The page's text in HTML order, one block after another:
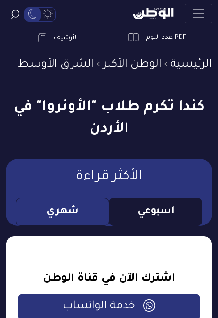
PDF عدد اليوم الأرشيف
الرئيسية الوطن الأكبر الشرق الأوسط
كندا تكرم طلاب "الأونروا" في
الأردن
الأكثر قراءة
اسبوعي شهري
اشترك الآن في قناة الوطن
خدمة الواتساب